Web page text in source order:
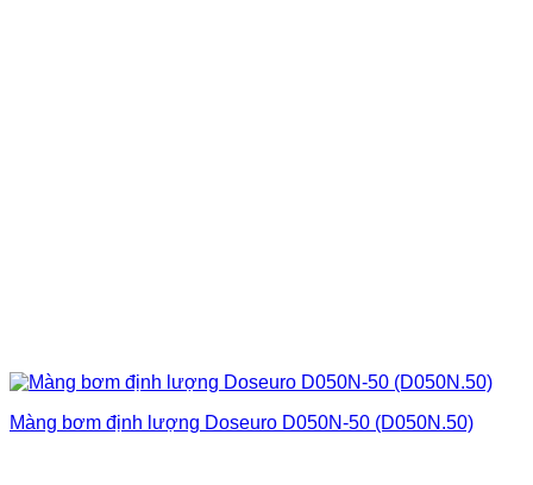
Màng bơm định lượng Doseuro D050N-50 (D050N.50)